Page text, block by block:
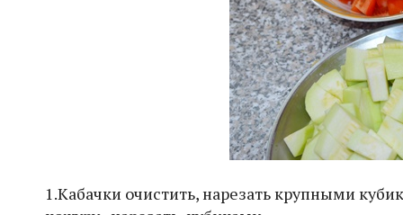
1.Кабачки очистить, нарезать крупными